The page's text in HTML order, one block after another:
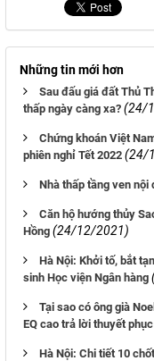
Những tin mới hơn
Sau đấu giá đất Thủ
thấp ngày càng xa? (24/
Chứng khoán Việt
phiên nghỉ Tết 2022 (24/
Nhà thấp tầng ven nội
Căn hộ hướng thủy
Hồng (24/12/2021)
Hà Nội: Khởi tố, bắt
sinh Học viện Ngân hàng
Tại sao có ông già
EQ cao trả lời thuyết phục
Hà Nội: Chi tiết 10